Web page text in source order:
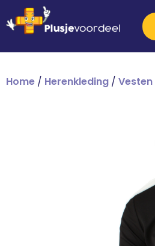
Home / Herenkleding / Vesten